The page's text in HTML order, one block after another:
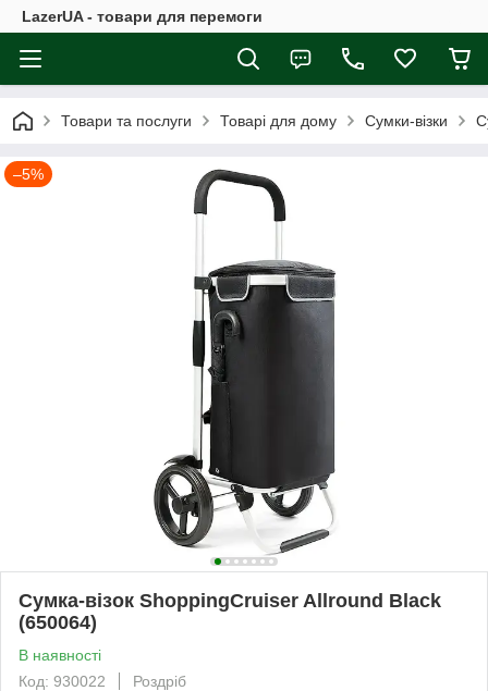
LazerUA - товари для перемоги
Товари та послуги Товарі для дому Сумки-візки
–5%
Cумка-візок ShoppingCruiser Allround Black
(650064)
В наявності
Код: 930022
Роздріб